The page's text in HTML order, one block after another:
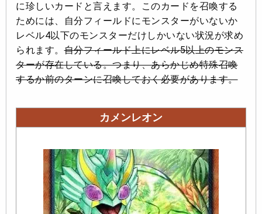
に珍しいカードと言えます。このカードを召喚する
ためには、自分フィールドにモンスターがいないか
レベル4以下のモンスターだけしかいない状況が求め
られます。自分フィールド上にレベル5以上のモンス
ターが存在している。つまり、あらかじめ特殊召喚
するか前のターンに召喚しておく必要があります。
カメンレオン